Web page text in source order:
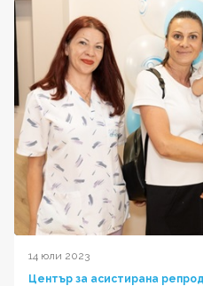
14 юли 2023
Център за асистирана